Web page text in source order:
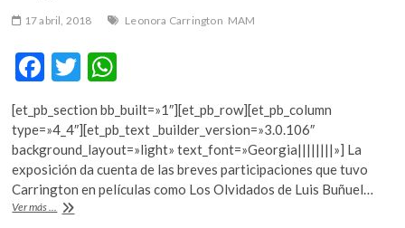
17 abril, 2018 Leonora Carrington MAM
F
e
b
o
o
T
w
itt
er
h
at
s
A
[et_pb_section bb_built=»1″][et_pb_row][et_pb_column
type=»4_4″][et_pb_text _builder_version=»3.0.106″
background_layout=»light» text_font=»Georgia||||||||»] La
exposición da cuenta de las breves participaciones que tuvo
Carrington en películas como Los Olvidados de Luis Buñuel…
Ver más ... Leonora